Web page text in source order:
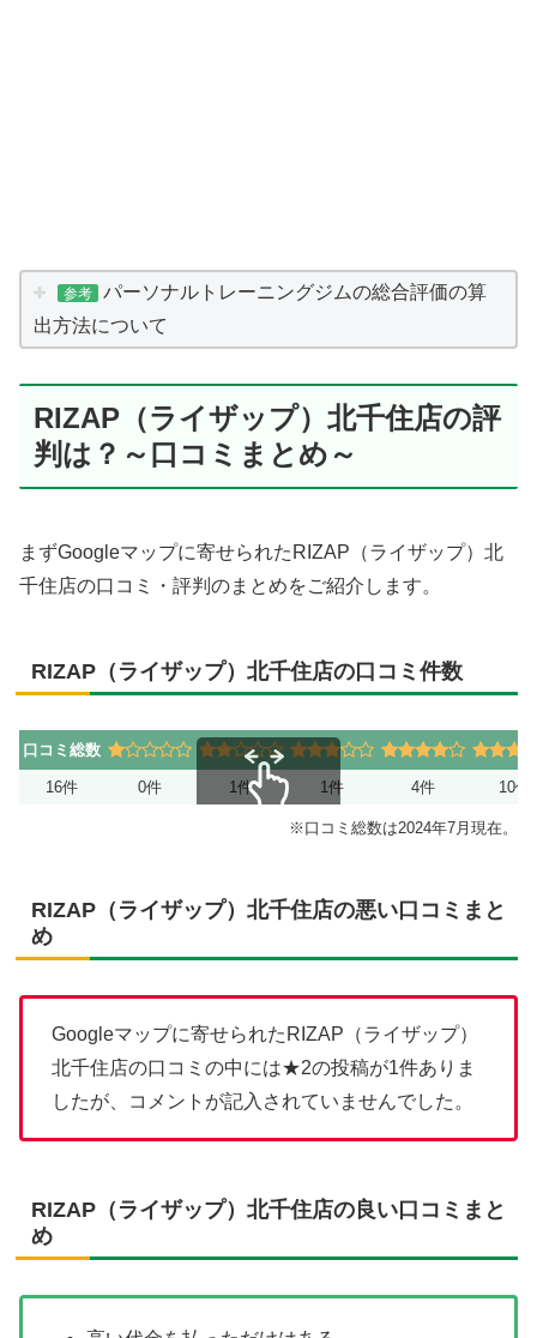
参考
パーソナルトレーニングジムの総合評価の算
出方法について
RIZAP（ライザップ）北千住店の評
判は？～口コミまとめ～
まずGoogleマップに寄せられたRIZAP（ライザップ）北
千住店の口コミ・評判のまとめをご紹介します。
RIZAP（ライザップ）北千住店の口コミ件数
口コミ総数
16件 0件 1件 1件 4件 10件
スクロールできます※口コミ総数は2024年7月現在。
RIZAP（ライザップ）北千住店の悪い口コミまと
め
Googleマップに寄せられたRIZAP（ライザップ）
北千住店の口コミの中には★2の投稿が1件ありま
したが、コメントが記入されていませんでした。
RIZAP（ライザップ）北千住店の良い口コミまと
め